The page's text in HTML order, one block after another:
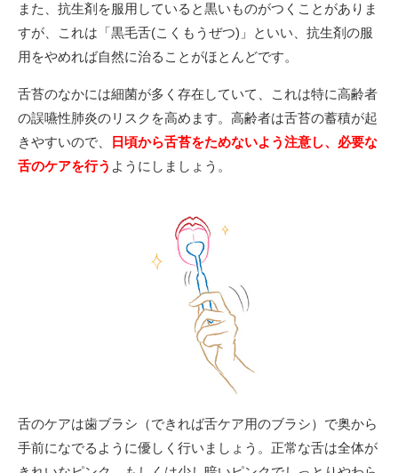
また、抗生剤を服用していると黒いものがつくことがありま
すが、これは「黒毛舌(こくもうぜつ)」といい、抗生剤の服
用をやめれば自然に治ることがほとんどです。
舌苔のなかには細菌が多く存在していて、これは特に高齢者
の誤嚥性肺炎のリスクを高めます。高齢者は舌苔の蓄積が起
きやすいので、
日頃から舌苔をためないよう注意し、必要な
舌のケアを行う ようにしましょう。
舌のケアは歯ブラシ（できれば舌ケア用のブラシ）で奥から
手前になでるように優しく行いましょう。正常な舌は全体が